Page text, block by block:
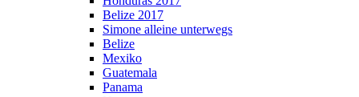
Belize 2017
Simone alleine unterwegs
Belize
Mexiko
Guatemala
Panama